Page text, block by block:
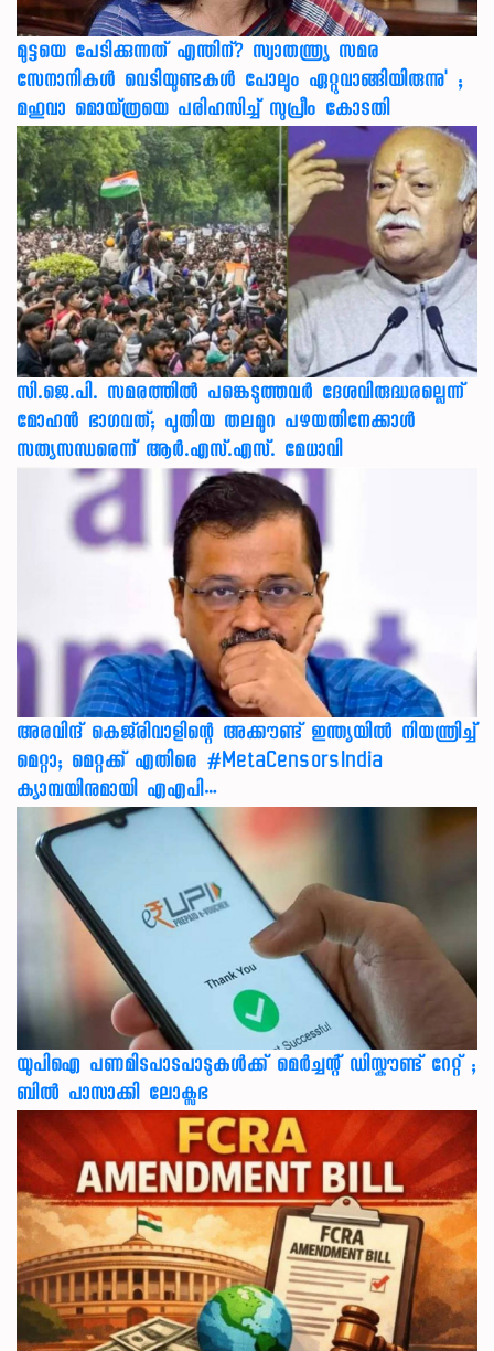
മുട്ടയെ പേടിക്കുന്നത് എന്തിന്? സ്വാതന്ത്ര്യ സമര
സേനാനികൾ വെടിയുണ്ടകൾ പോലും ഏറ്റുവാങ്ങിയിരുന്നു' ;
മഹുവാ മൊയ്ത്രയെ പരിഹസിച്ച് സുപ്രീം കോടതി
സി.ജെ.പി. സമരത്തിൽ പങ്കെടുത്തവർ ദേശവിരുദ്ധരല്ലെന്ന്
മോഹൻ ഭാഗവത്; പുതിയ തലമുറ പഴയതിനേക്കാൾ
സത്യസന്ധരെന്ന് ആർ.എസ്.എസ്. മേധാവി
അരവിന്ദ് കെജ്‌രിവാളിന്റെ അക്കൗണ്ട് ഇന്ത്യയിൽ നിയന്ത്രിച്ച്
മെറ്റാ; മെറ്റക്ക് എതിരെ #MetaCensorsIndia
ക്യാമ്പയിനുമായി എഎപി…
യുപിഐ പണമിടപാടപാടുകൾക്ക് മെർച്ചന്റ് ഡിസ്കൗണ്ട് റേറ്റ് ;
ബിൽ പാസാക്കി ലോക്സഭ